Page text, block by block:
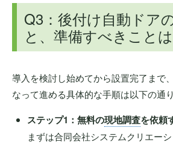
Q3：後付け自動ドア
と、準備すべきこと
導入を検討し始めてから設置完了まで
なって進める具体的な手順は以下の通り
ステップ1：無料の現地調査を依頼
まずは合同会社システムクリエー